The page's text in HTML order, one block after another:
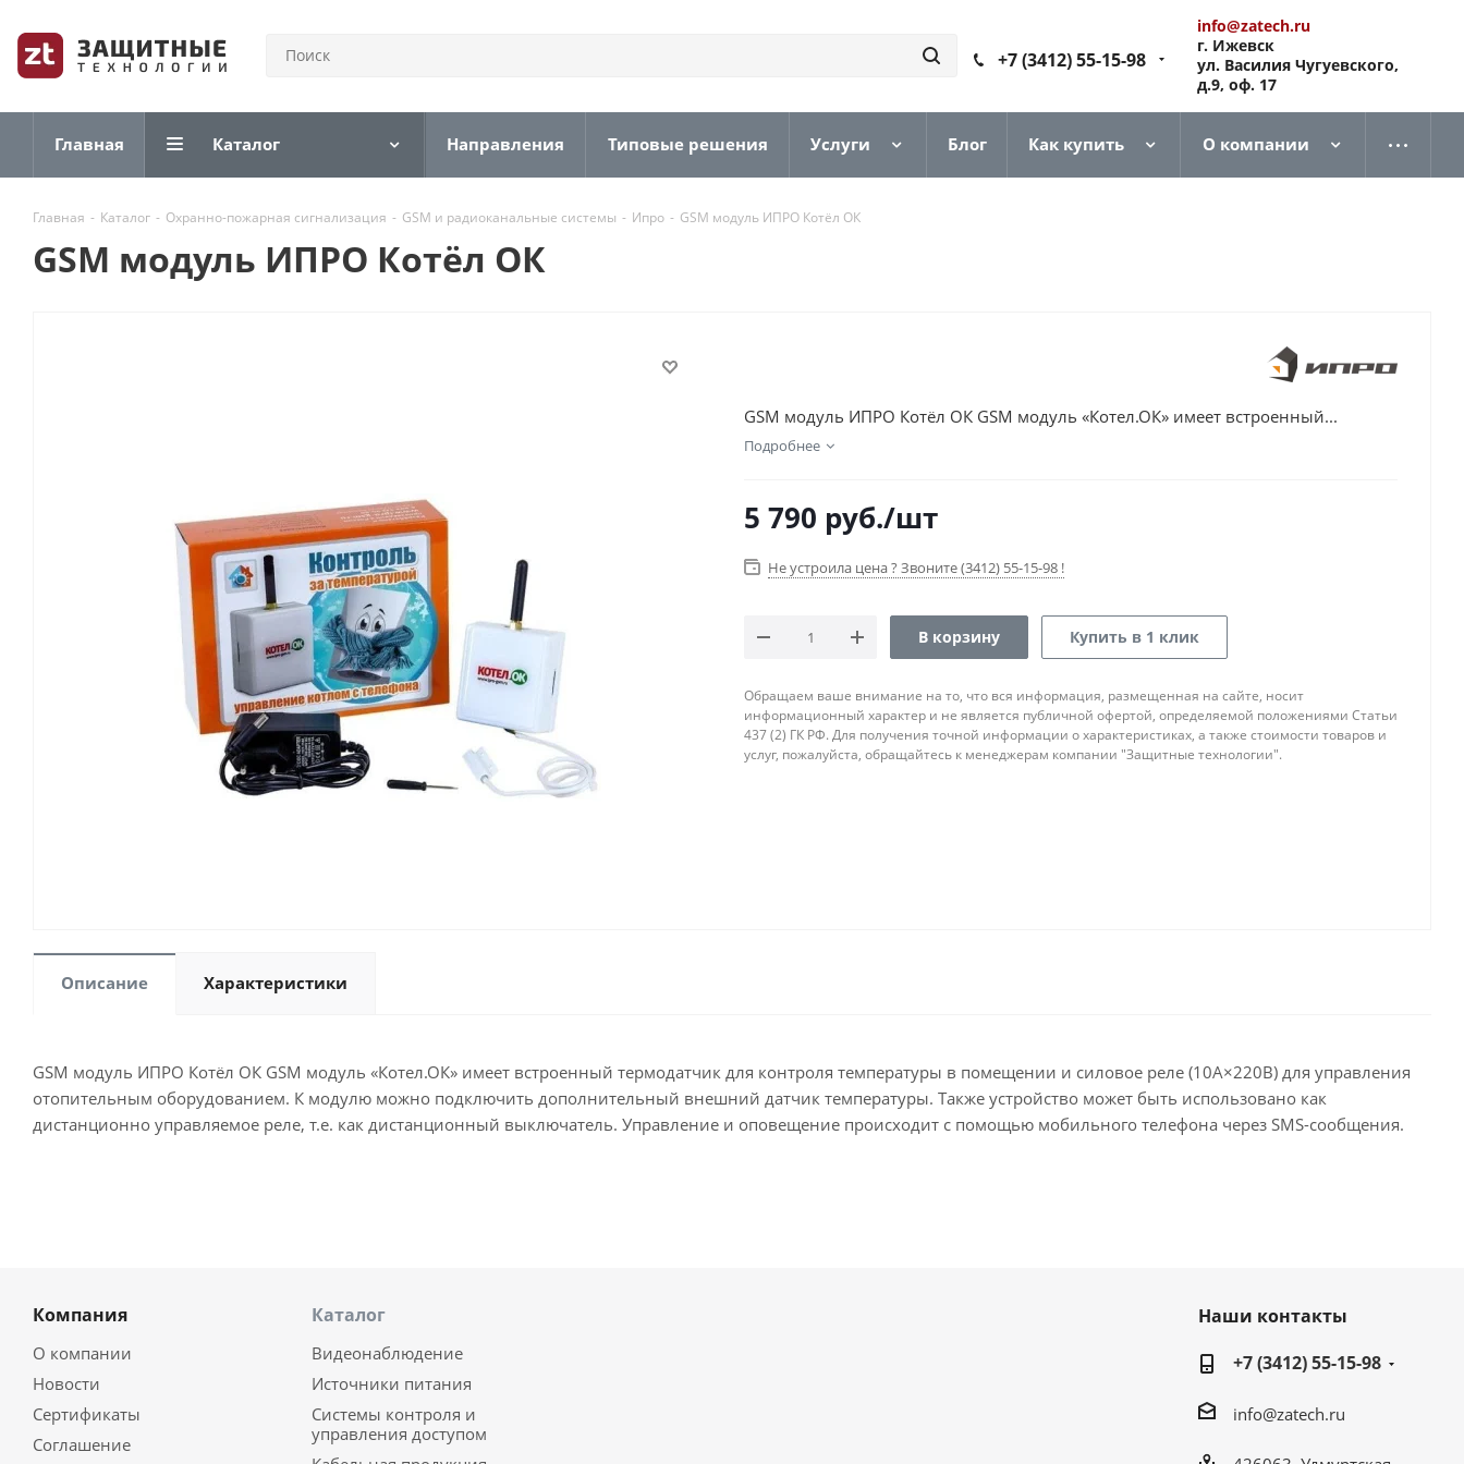
+7 (3412) 55-15-98
info@zatech.ru
г. Ижевск
ул. Василия Чугуевского,
д.9, оф. 17
Главная Каталог Направления Типовые решения Услуги Блог Как купить О компании
Главная - Каталог - Охранно-пожарная сигнализация - GSM и радиоканальные системы - Ипро - GSM модуль ИПРО Котёл ОК
GSM модуль ИПРО Котёл ОК
GSM модуль ИПРО Котёл ОК GSM модуль «Котел.ОК» имеет встроенный...
Подробнее
5 790 руб./шт
Не устроила цена ? Звоните (3412) 55-15-98 !
В корзину Купить в 1 клик
Обращаем ваше внимание на то, что вся информация, размещенная на сайте, носит
информационный характер и не является публичной офертой, определяемой положениями Статьи
437 (2) ГК РФ. Для получения точной информации о характеристиках, а также стоимости товаров и
услуг, пожалуйста, обращайтесь к менеджерам компании "Защитные технологии".
Описание Характеристики
GSM модуль ИПРО Котёл ОК GSM модуль «Котел.ОК» имеет встроенный термодатчик для контроля температуры в помещении и силовое реле (10А×220В) для управления
отопительным оборудованием. К модулю можно подключить дополнительный внешний датчик температуры. Также устройство может быть использовано как
дистанционно управляемое реле, т.е. как дистанционный выключатель. Управление и оповещение происходит с помощью мобильного телефона через SMS-сообщения.
Компания
О компании
Новости
Сертификаты
Соглашение
Каталог
Видеонаблюдение
Источники питания
Системы контроля и
управления доступом
Наши контакты
+7 (3412) 55-15-98
info@zatech.ru